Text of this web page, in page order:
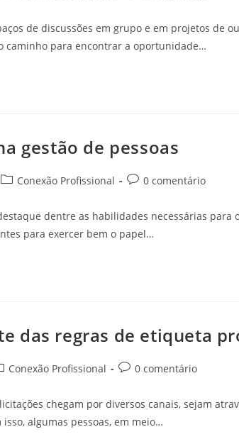
de discussões em grupo e em projetos de
caminho para encontrar a oportunidade…
gestão de pessoas
Conexão Profissional 0 comentário
dentre as habilidades necessárias para
para exercer bem o papel…
das regras de etiqueta
Conexão Profissional 0 comentário
chegam por diversos canais, sejam
algumas pessoas, em meio…